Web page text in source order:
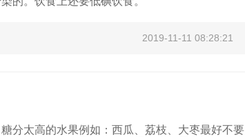
2019-11-11 08:28:21
分太高的水果例如：西瓜、荔枝、大枣最好不要